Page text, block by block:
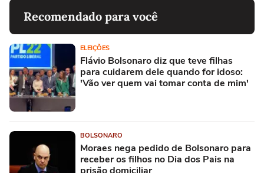
Recomendado para você
ELEIÇÕES
Flávio Bolsonaro diz que teve filhas
para cuidarem dele quando for idoso:
'Vão ver quem vai tomar conta de mim'
BOLSONARO
Moraes nega pedido de Bolsonaro para
receber os filhos no Dia dos Pais na
prisão domiciliar